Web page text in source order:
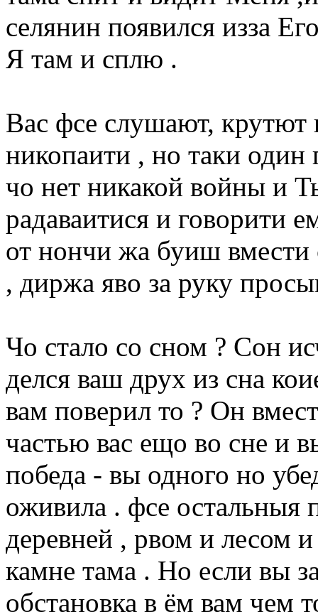
селянин появился изза
Я там и сплю .
Вас фсе слушают, крутют
никопаити , но таки один
чо нет никакой войны и
радаваитися и говорити
от нончи жа буиш
, диржа яво за руку
Чо стало со сном ? Сон
делся ваш друх из сна
вам поверил то ? Он
частью вас ещо во сне и
победа - вы одного но
оживила . фсе остальныя
деревней , рвом и лесом
камне тама . Но если вы
обстановка в ём вам чем